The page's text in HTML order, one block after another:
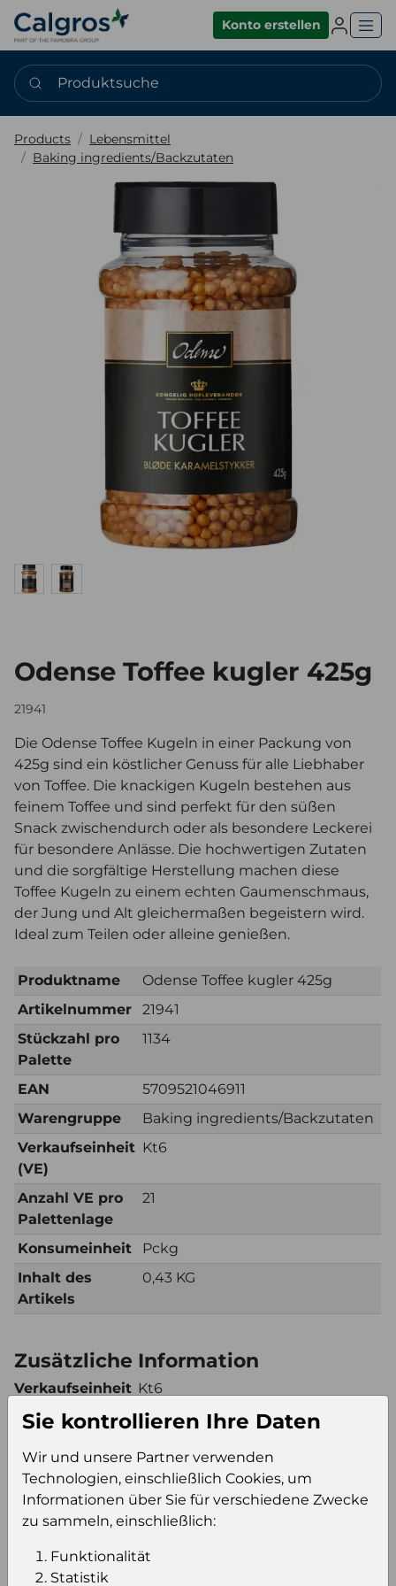
Konto erstellen
Produktsuche
Products
Lebensmittel
Baking ingredients/Backzutaten
Odense Toffee kugler 425g
21941
Die Odense Toffee Kugeln in einer Packung von
425g sind ein köstlicher Genuss für alle Liebhaber
von Toffee. Die knackigen Kugeln bestehen aus
feinem Toffee und sind perfekt für den süßen
Snack zwischendurch oder als besondere Leckerei
für besondere Anlässe. Die hochwertigen Zutaten
und die sorgfältige Herstellung machen diese
Toffee Kugeln zu einem echten Gaumenschmaus,
der Jung und Alt gleichermaßen begeistern wird.
Ideal zum Teilen oder alleine genießen.
Produktname
Odense Toffee kugler 425g
Artikelnummer
21941
Stückzahl pro
Palette
1134
EAN
5709521046911
Warengruppe
Baking ingredients/Backzutaten
Verkaufseinheit
(VE)
Kt6
Anzahl VE pro
Palettenlage
21
Konsumeinheit
Pckg
Inhalt des
Artikels
0,43 KG
Zusätzliche Information
Verkaufseinheit
(VE)
Kt6
Verkaufseinheit
pro Palette
189
Konsumeinheit Pckg
Stückzahl pro
Palette
1134
Sie kontrollieren Ihre Daten
Wir und unsere Partner verwenden
Technologien, einschließlich Cookies, um
Informationen über Sie für verschiedene Zwecke
zu sammeln, einschließlich:
Funktionalität
Statistik